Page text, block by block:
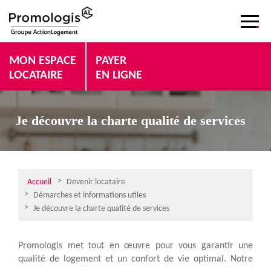
MON ESPACE
LOCATAIRE
PAYER
EN LIGNE
Je découvre la charte qualité de services
Accueil
Devenir locataire
Démarches et informations utiles
Je découvre la charte qualité de services
Promologis met tout en œuvre pour vous garantir une
qualité de logement et un confort de vie optimal. Notre